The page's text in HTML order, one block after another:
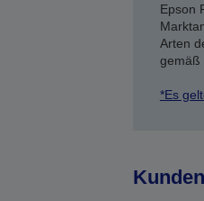
Epson
Arten
gemäß
*Es